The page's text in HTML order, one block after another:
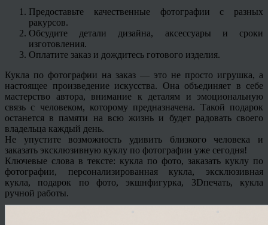
Предоставьте качественные фотографии с разных
ракурсов.
Обсудите детали дизайна, аксессуары и сроки
изготовления.
Оплатите заказ и дождитесь готового изделия.
Кукла по фотографии на заказ — это не просто игрушка, а
настоящее произведение искусства. Она объединяет в себе
мастерство автора, внимание к деталям и эмоциональную
связь с человеком, которому предназначена. Такой подарок
останется в памяти на всю жизнь и будет радовать своего
владельца каждый день.
Не упустите возможность удивить близкого человека и
заказать эксклюзивную куклу по фотографии уже сегодня!
Ключевые слова в тексте: кукла по фото, заказать куклу по
фотографии, персонализированная кукла, эксклюзивная
кукла, подарок по фото, экшнфигурка, 3Dпечать, кукла
ручной работы.